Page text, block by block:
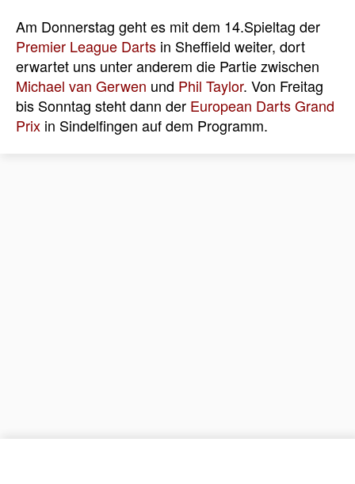
Am Donnerstag geht es mit dem 14.Spieltag der
Premier League Darts in Sheffield weiter, dort
erwartet uns unter anderem die Partie zwischen
Michael van Gerwen und Phil Taylor. Von Freitag
bis Sonntag steht dann der European Darts Grand
Prix in Sindelfingen auf dem Programm.